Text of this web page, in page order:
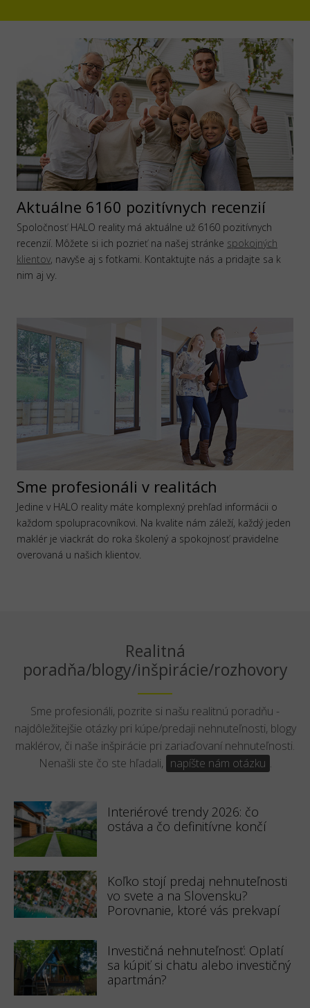
Aktuálne 6160 pozitívnych recenzií
Spoločnosť HALO reality má aktuálne už 6160 pozitívnych
recenzií. Môžete si ich pozrieť na našej stránke spokojných
klientov, navyše aj s fotkami. Kontaktujte nás a pridajte sa k
nim aj vy.
Sme profesionáli v realitách
Jedine v HALO reality máte komplexný prehľad informácii o
každom spolupracovníkovi. Na kvalite nám záleží, každý jeden
maklér je viackrát do roka školený a spokojnosť pravidelne
overovaná u našich klientov.
Realitná
poradňa/blogy/inšpirácie/rozhovory
Sme profesionáli, pozrite si našu realitnú poradňu -
najdôležitejšie otázky pri kúpe/predaji nehnuteľnosti, blogy
maklérov, či naše inšpirácie pri zariaďovaní nehnuteľnosti.
Nenašli ste čo ste hľadali, napíšte nám otázku .
Interiérové trendy 2026: čo
ostáva a čo definitívne končí
Koľko stojí predaj nehnuteľnosti
vo svete a na Slovensku?
Porovnanie, ktoré vás prekvapí
Investičná nehnuteľnosť: Oplatí
sa kúpiť si chatu alebo investičný
apartmán?